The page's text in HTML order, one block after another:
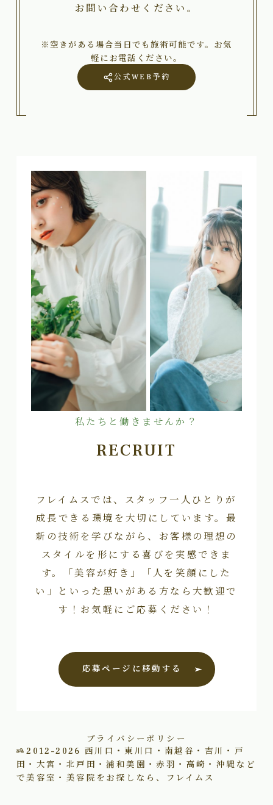
お問い合わせください。
※空きがある場合当日でも施術可能です。お気
軽にお電話ください。
公式WEB予約
私たちと働きませんか？
RECRUIT
フレイムスでは、スタッフ一人ひとりが
成長できる環境を大切にしています。最
新の技術を学びながら、お客様の理想の
スタイルを形にする喜びを実感できま
す。「美容が好き」「人を笑顔にした
い」といった思いがある方なら大歓迎で
す！お気軽にご応募ください！
応募ページに移動する
プライバシーポリシー
2012–2026 西川口・東川口・南越谷・吉川・戸
田・大宮・北戸田・浦和美園・赤羽・高崎・沖縄など
で美容室・美容院をお探しなら、フレイムス